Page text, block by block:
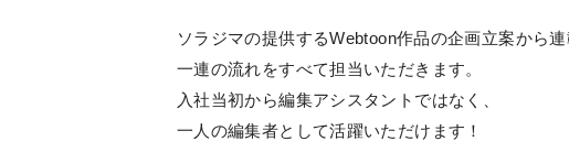
ソラジマの提供するWebtoon作品の企画立案から
一連の流れをすべて担当いただきます。
入社当初から編集アシスタントではなく、
一人の編集者として活躍いただけます！